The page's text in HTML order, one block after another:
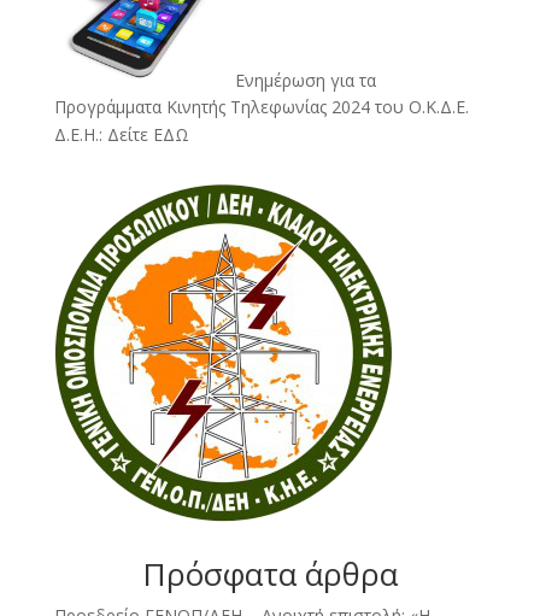
Ενημέρωση για τα
Προγράμματα Κινητής Τηλεφωνίας 2024 του Ο.Κ.Δ.Ε.
Δ.Ε.Η.: Δείτε ΕΔΩ
Πρόσφατα άρθρα